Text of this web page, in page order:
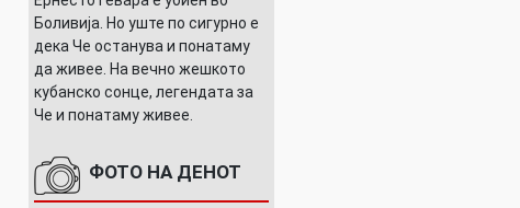
Боливија. Но уште по сигурно е
дека Че останува и понатаму
да живее. На вечно жешкото
кубанско сонце, легендата за
Че и понатаму живее.
ФОТО НА ДЕНОТ